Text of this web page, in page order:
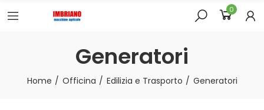
0
Generatori
Home Officina Edilizia e Trasporto Generatori